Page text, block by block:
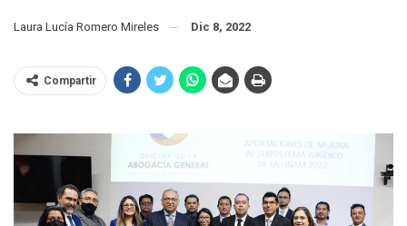
Laura Lucía Romero Mireles Dic 8, 2022
Compartir